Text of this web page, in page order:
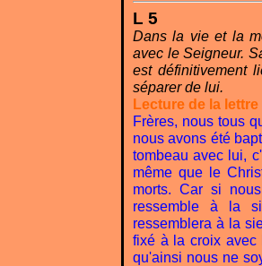
L 5
Dans la vie et la
avec le Seigneur.
est définitivement
séparer de lui.
Lecture de la
Frères, nous tous
nous avons été
tombeau avec lui,
même que le
morts. Car si
ressemble à la
ressemblera à la
fixé à la croix avec
qu'ainsi nous ne